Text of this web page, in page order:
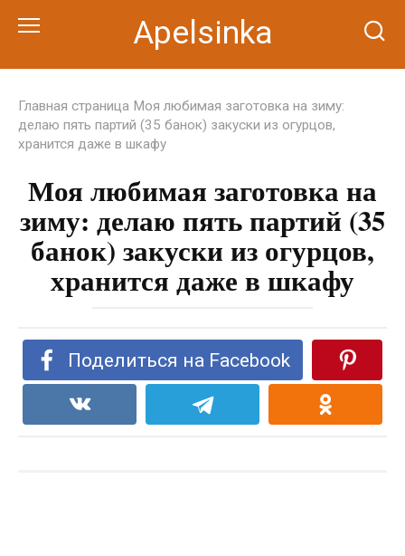
Apelsinka
Главная страница Моя любимая заготовка на зиму:
делаю пять партий (35 банок) закуски из огурцов,
хранится даже в шкафу
Моя любимая заготовка на
зиму: делаю пять партий (35
банок) закуски из огурцов,
хранится даже в шкафу
Поделиться на Facebook